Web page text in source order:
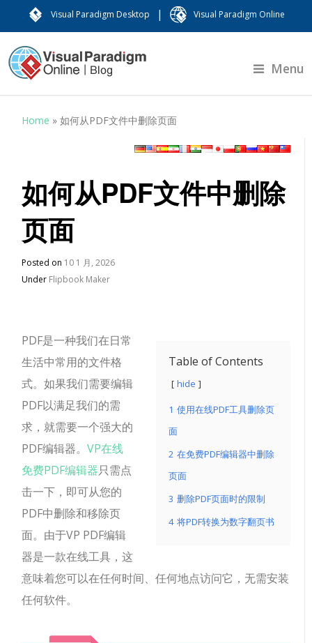
Visual Paradigm Desktop | Visual Paradigm Online
Menu
Home »如何从PDF文件中删除页面
如何从PDF文件中删除
页面
Posted on 10 1 月, 2026
Under Flipbook Maker
Table of Contents
hide
1 使用在线PDF工具删除页
面
2 在免费PDF编辑器中删除
页面
3 删除PDF页面时的限制
4 将PDF转换为数字翻页书
PDF是一种我们在日常
生活中常用的文件格
式。如果我们需要编辑
PDF以满足我们的需
求，就需要一个强大的
PDF编辑器。VP在线
免费PDF编辑器只需点
击一下，即可从您的
PDF中删除和移除页
面。由于VP PDF编辑
器是一款在线工具，这
意味着您可以在任何时间、任何地点访问它，无需安装
任何软件。